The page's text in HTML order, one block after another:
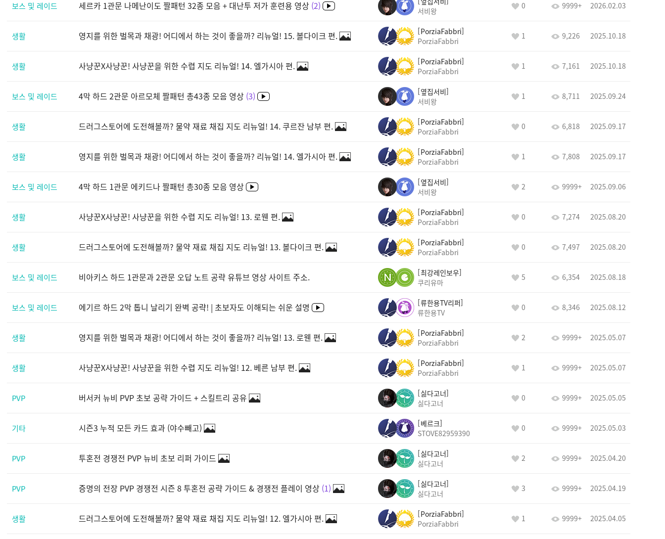
보스 및 레이드 세르카 1관문 나메난이도 짤패턴 32종 모음 + 대난투 저가 훈련용 영상 2
서비왕
0 9999+ 2026.02.03
생활 영지를 위한 벌목과 채광! 어디에서 하는 것이 좋을까? 리뉴얼! 15. 볼다이크 편.
PorziaFabbri
PorziaFabbri
1 9,226 2025.10.18
생활 사냥꾼X사냥꾼! 사냥꾼을 위한 수렵 지도 리뉴얼! 14. 엘가시아 편.
PorziaFabbri
PorziaFabbri
1 7,161 2025.10.18
보스 및 레이드 4막 하드 2관문 아르모체 짤패턴 총43종 모음 영상 3
옆집서비
서비왕
1 8,711 2025.09.24
생활 드러그스토어에 도전해볼까? 물약 재료 채집 지도 리뉴얼! 14. 쿠르잔 남부 편.
PorziaFabbri
PorziaFabbri
0 6,818 2025.09.17
생활 영지를 위한 벌목과 채광! 어디에서 하는 것이 좋을까? 리뉴얼! 14. 엘가시아 편.
PorziaFabbri
PorziaFabbri
1 7,808 2025.09.17
보스 및 레이드 4막 하드 1관문 에키드나 짤패턴 총30종 모음 영상
옆집서비
서비왕
2 9999+ 2025.09.06
생활 사냥꾼X사냥꾼! 사냥꾼을 위한 수렵 지도 리뉴얼! 13. 로웬 편.
PorziaFabbri
PorziaFabbri
0 7,274 2025.08.20
생활 드러그스토어에 도전해볼까? 물약 재료 채집 지도 리뉴얼! 13. 볼다이크 편.
PorziaFabbri
PorziaFabbri
0 7,497 2025.08.20
보스 및 레이드 비아키스 하드 1관문과 2관문 오답 노트 공략 유튜브 영상 사이트 주소.
최강레인보우
쿠리유마
5 6,354 2025.08.18
보스 및 레이드 에기르 하드 2막 톱니 날리기 완벽 공략! | 초보자도 이해되는 쉬운 설명
류한용TV리퍼
류한용TV
0 8,346 2025.08.12
생활 영지를 위한 벌목과 채광! 어디에서 하는 것이 좋을까? 리뉴얼! 13. 로웬 편.
PorziaFabbri
PorziaFabbri
2 9999+ 2025.05.07
생활 사냥꾼X사냥꾼! 사냥꾼을 위한 수렵 지도 리뉴얼! 12. 베른 남부 편.
PorziaFabbri
PorziaFabbri
1 9999+ 2025.05.07
PVP 버서커 뉴비 PVP 초보 공략 가이드 + 스킬트리 공유
싫다고너
싫다고너
0 9999+ 2025.05.05
기타 시즌3 누적 모든 카드 효과 (야수빼고)
베르크
STOVE82959390
0 9999+ 2025.05.03
PVP 투혼전 경쟁전 PVP 뉴비 초보 리퍼 가이드
싫다고너
싫다고너
2 9999+ 2025.04.20
PVP 증명의 전장 PVP 경쟁전 시즌 8 투혼전 공략 가이드 & 경쟁전 플레이 영상 1
싫다고너
싫다고너
3 9999+ 2025.04.19
생활 드러그스토어에 도전해볼까? 물약 재료 채집 지도 리뉴얼! 12. 엘가시아 편.
PorziaFabbri
PorziaFabbri
1 9999+ 2025.04.05